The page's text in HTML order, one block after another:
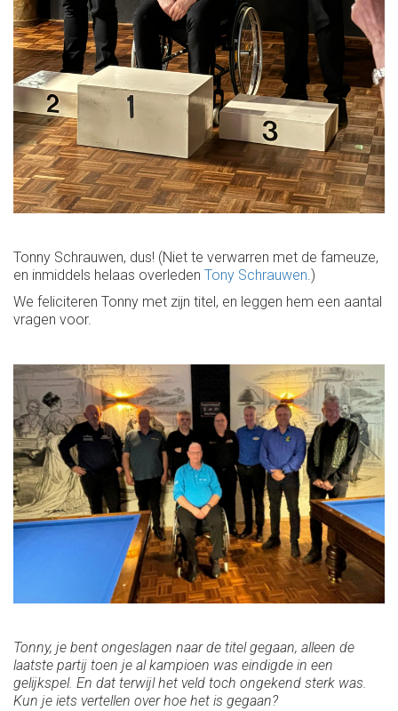
Tonny Schrauwen, dus! (Niet te verwarren met de fameuze,
en inmiddels helaas overleden Tony Schrauwen.)
We feliciteren Tonny met zijn titel, en leggen hem een aantal
vragen voor.
Tonny, je bent ongeslagen naar de titel gegaan, alleen de
laatste partij toen je al kampioen was eindigde in een
gelijkspel. En dat terwijl het veld toch ongekend sterk was.
Kun je iets vertellen over hoe het is gegaan?